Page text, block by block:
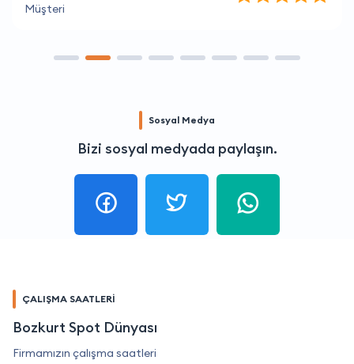
Müşteri
Sosyal Medya
Bizi sosyal medyada paylaşın.
ÇALIŞMA SAATLERİ
Bozkurt Spot Dünyası
Firmamızın çalışma saatleri